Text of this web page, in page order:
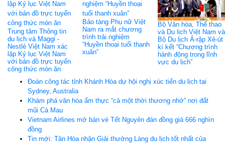
Trung tâm Thông tin
du lịch và Maggi -
Nestlé Việt Nam xác
lập Kỷ lục Việt Nam
với bản đồ trực tuyến
công thức món ăn
Bảo tàng Phụ nữ Việt
Nam ra mắt chương
trình trải nghiệm
“Huyền thoại tuổi thanh
xuân”
Bộ Văn hóa, Thể thao
và Du lịch Việt Nam và
Bộ Du lịch Ả-rập Xê-út
kí kết “Chương trình
hành động trong lĩnh
vực du lịch”
Đoàn công tác tỉnh Khánh Hòa dự hội nghị xúc tiến du lịch tại
Sydney, Australia
Khám phá văn hóa ẩm thực “cả một thời thương nhớ” nơi đất
mũi Cà Mau
Vietnam Airlines mở bán vé Tết Nguyên đán đồng giá 666 nghìn
đồng
Tin mới: Tân Hóa nhận Giải thưởng Làng du lịch tốt nhất của